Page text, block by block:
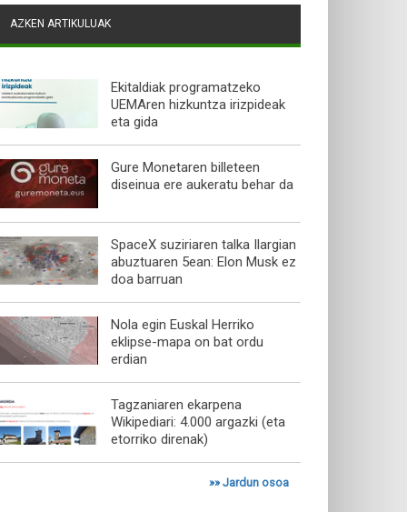
AZKEN ARTIKULUAK
Ekitaldiak programatzeko
UEMAren hizkuntza irizpideak
eta gida
Gure Monetaren billeteen
diseinua ere aukeratu behar da
SpaceX suziriaren talka Ilargian
abuztuaren 5ean: Elon Musk ez
doa barruan
Nola egin Euskal Herriko
eklipse-mapa on bat ordu
erdian
Tagzaniaren ekarpena
Wikipediari: 4.000 argazki (eta
etorriko direnak)
»»Jardun osoa